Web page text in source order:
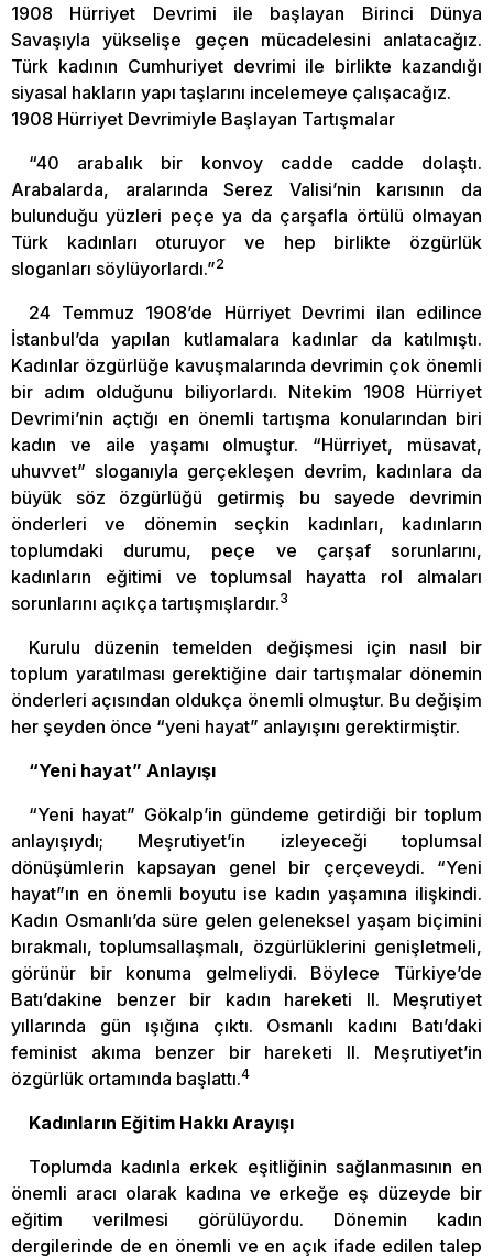
1908 Hürriyet Devrimi ile başlayan Birinci Dünya
Savaşıyla yükselişe geçen mücadelesini anlatacağız.
Türk kadının Cumhuriyet devrimi ile birlikte kazandığı
siyasal hakların yapı taşlarını incelemeye çalışacağız.
1908 Hürriyet Devrimiyle Başlayan Tartışmalar
“40 arabalık bir konvoy cadde cadde dolaştı.
Arabalarda, aralarında Serez Valisi’nin karısının da
bulunduğu yüzleri peçe ya da çarşafla örtülü olmayan
Türk kadınları oturuyor ve hep birlikte özgürlük
sloganları söylüyorlardı.”2
24 Temmuz 1908’de Hürriyet Devrimi ilan edilince
İstanbul’da yapılan kutlamalara kadınlar da katılmıştı.
Kadınlar özgürlüğe kavuşmalarında devrimin çok önemli
bir adım olduğunu biliyorlardı. Nitekim 1908 Hürriyet
Devrimi’nin açtığı en önemli tartışma konularından biri
kadın ve aile yaşamı olmuştur. “Hürriyet, müsavat,
uhuvvet” sloganıyla gerçekleşen devrim, kadınlara da
büyük söz özgürlüğü getirmiş bu sayede devrimin
önderleri ve dönemin seçkin kadınları, kadınların
toplumdaki durumu, peçe ve çarşaf sorunlarını,
kadınların eğitimi ve toplumsal hayatta rol almaları
sorunlarını açıkça tartışmışlardır.3
Kurulu düzenin temelden değişmesi için nasıl bir
toplum yaratılması gerektiğine dair tartışmalar dönemin
önderleri açısından oldukça önemli olmuştur. Bu değişim
her şeyden önce “yeni hayat” anlayışını gerektirmiştir.
“Yeni hayat” Anlayışı
“Yeni hayat” Gökalp’in gündeme getirdiği bir toplum
anlayışıydı; Meşrutiyet’in izleyeceği toplumsal
dönüşümlerin kapsayan genel bir çerçeveydi. “Yeni
hayat”ın en önemli boyutu ise kadın yaşamına ilişkindi.
Kadın Osmanlı’da süre gelen geleneksel yaşam biçimini
bırakmalı, toplumsallaşmalı, özgürlüklerini genişletmeli,
görünür bir konuma gelmeliydi. Böylece Türkiye’de
Batı’dakine benzer bir kadın hareketi II. Meşrutiyet
yıllarında gün ışığına çıktı. Osmanlı kadını Batı’daki
feminist akıma benzer bir hareketi II. Meşrutiyet’in
özgürlük ortamında başlattı.4
Kadınların Eğitim Hakkı Arayışı
Toplumda kadınla erkek eşitliğinin sağlanmasının en
önemli aracı olarak kadına ve erkeğe eş düzeyde bir
eğitim verilmesi görülüyordu. Dönemin kadın
dergilerinde de en önemli ve en açık ifade edilen talep